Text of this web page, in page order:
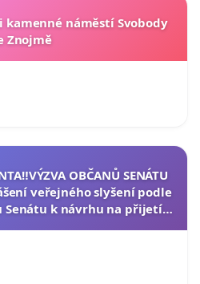
kamenné náměstí Svobody
Znojmě
OBČANŮ SENÁTU
veřejného slyšení podle
Senátu k návrhu na přijetí